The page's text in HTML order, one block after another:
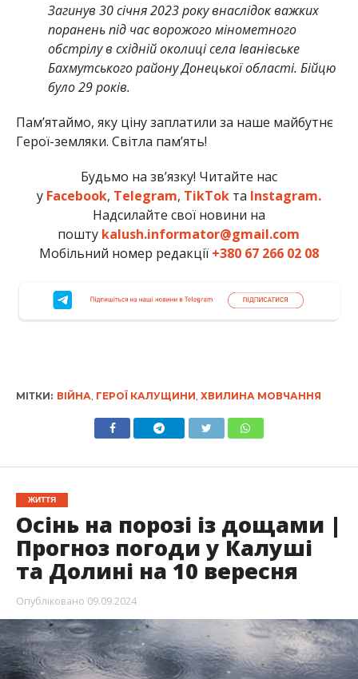
Загинув 30 січня 2023 року внаслідок важких
поранень під час ворожого мінометного
обстрілу в східній околиці села Іванівське
Бахмутського району Донецької області. Бійцю
було 29 років.
Памʼятаймо, яку ціну заплатили за наше майбутнє
Герої-земляки. Світла пам’ять!
Будьмо на зв’язку! Читайте нас
у Facebook, Telegram, TikTokта Instagram.
Надсилайте свої новини на
пошту kalush.informator@gmail.com
Мобільний номер редакції +380 67 266 02 08
МІТКИ: ВІЙНА, ГЕРОЇ КАЛУЩИНИ, ХВИЛИНА МОВЧАННЯ
ЖИТТЯ
Осінь на порозі із дощами |
Прогноз погоди у Калуші
та Долині на 10 вересня
Опубліковано 09.09.2024